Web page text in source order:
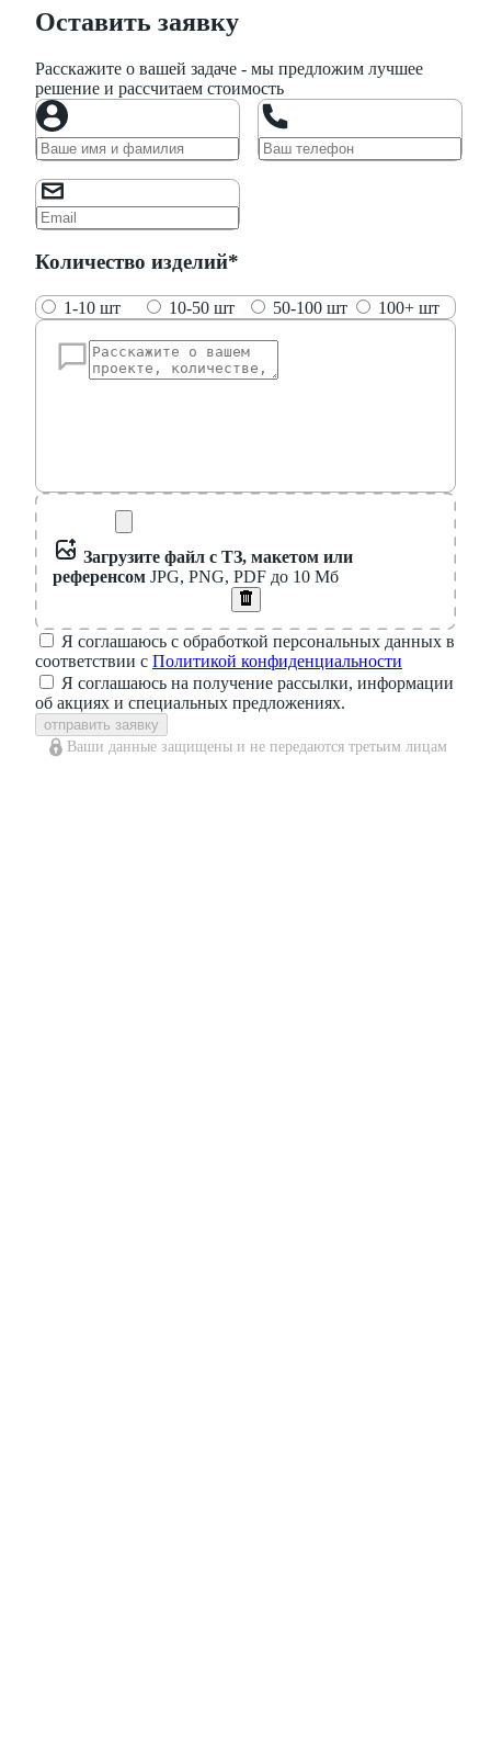
Оставить заявку
Расскажите о вашей задаче - мы предложим лучшее
решение и рассчитаем стоимость
Количество изделий*
1-10 шт 10-50 шт 50-100 шт 100+ шт
Загрузите файл с ТЗ, макетом или
референсом JPG, PNG, PDF до 10 Мб
Я соглашаюсь с обработкой персональных данных в
соответствии с Политикой конфиденциальности
Я соглашаюсь на получение рассылки, информации
об акциях и специальных предложениях.
отправить заявку
Ваши данные защищены и не передаются третьим лицам